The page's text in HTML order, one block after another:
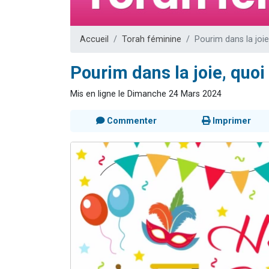
13
30
Il reste
12
29
Accueil Torah féminine Pourim dans la
Pourim dans la joie,
Mis en ligne le Dimanche 24 Mars 2024
Commenter Imprimer